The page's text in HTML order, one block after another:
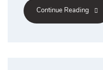
Continue Reading